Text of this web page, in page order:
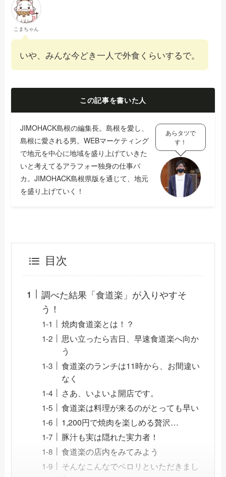
こまちゃん
いや、みんな今どき一人で外食くらいするで。
この記事を書いた人
JIMOHACK島根の編集長。島根を愛し、
島根に愛される男。WEBマーケティング
で地元を中心に地域を盛り上げていきた
いと考えてるアラフォー独身の仕事バ
カ。JIMOHACK島根県版を通じて、地元
を盛り上げていく！
あらタツで
す！
目次
調べた結果「食道楽」が入りやすそ
う！
焼肉食道楽とは！？
思い立ったら吉日、早速食道楽へ向か
う
食道楽のランチは11時から、お間違い
なく
さあ、いよいよ開店です。
食道楽は料理が来るのがとっても早い
1,200円で焼肉を楽しめる贅沢…
豚汁も実は隠れた実力者！
食道楽の店内をみてみよう
そんなこんなでペロリといただきまし